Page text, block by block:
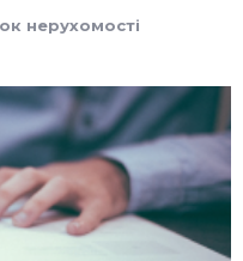
нерухомості